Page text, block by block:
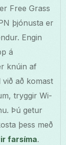
Free Grass
þjónusta er
Engin
á
knúin af
að komast
tryggir Wi-
Þú getur
þess með
farsíma.